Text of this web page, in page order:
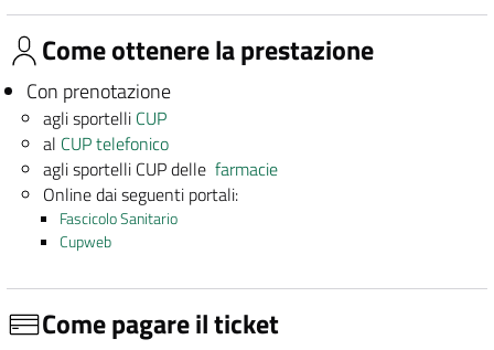
Come ottenere la prestazione
Con prenotazione
agli sportelli CUP
al CUP telefonico
agli sportelli CUP dellefarmacie
Online dai seguenti portali:
Fascicolo Sanitario
Cupweb
Come pagare il ticket